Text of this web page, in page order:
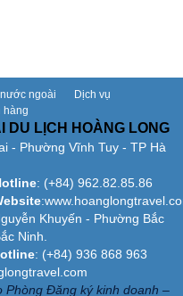
ngoài
Dịch vụ
hàng
DU LỊCH HOÀNG LONG
- Phường Vĩnh Tuy - TP Hà
: (+84) 962.82.85.86
:www.
Khuyến - Phường Bắc
Ninh.
: (+84) 936 868 963
Phòng Đăng ký kinh doanh –